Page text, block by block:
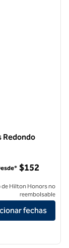
Redondo
Los Angeles
$152
de Hilton Honors no
reembolsable
fechas